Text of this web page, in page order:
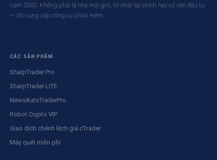
năm 2000. Không phải là nhà môi giới, tổ chức tài chính hay cố vấn đầu tư
— chỉ cung cấp công cụ phần mềm.
CÁC SẢN PHẨM
SharpTrader Pro
SharpTrader LITE
NewsAutoTraderPro
Robot Crypto VIP
Giao dịch chênh lệch giá cTrader
Máy quét miễn phí